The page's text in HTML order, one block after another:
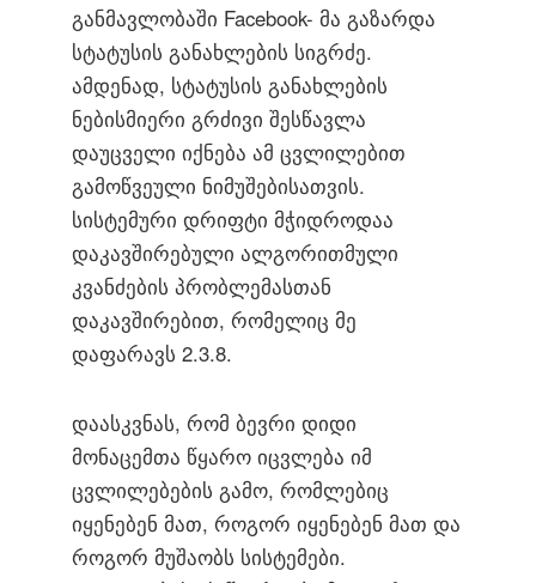
განმავლობაში Facebook- მა გაზარდა
სტატუსის განახლების სიგრძე.
ამდენად, სტატუსის განახლების
ნებისმიერი გრძივი შესწავლა
დაუცველი იქნება ამ ცვლილებით
გამოწვეული ნიმუშებისათვის.
სისტემური დრიფტი მჭიდროდაა
დაკავშირებული ალგორითმული
კვანძების პრობლემასთან
დაკავშირებით, რომელიც მე
დაფარავს 2.3.8.
დაასკვნას, რომ ბევრი დიდი
მონაცემთა წყარო იცვლება იმ
ცვლილებების გამო, რომლებიც
იყენებენ მათ, როგორ იყენებენ მათ და
როგორ მუშაობს სისტემები.